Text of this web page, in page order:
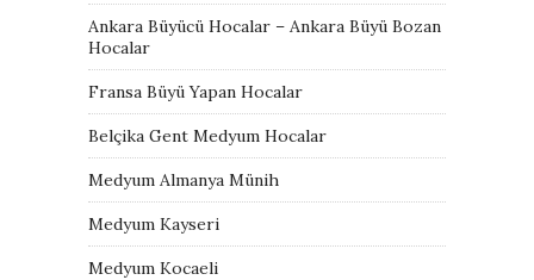
Ankara Büyücü Hocalar – Ankara Büyü Bozan
Hocalar
Fransa Büyü Yapan Hocalar
Belçika Gent Medyum Hocalar
Medyum Almanya Münih
Medyum Kayseri
Medyum Kocaeli